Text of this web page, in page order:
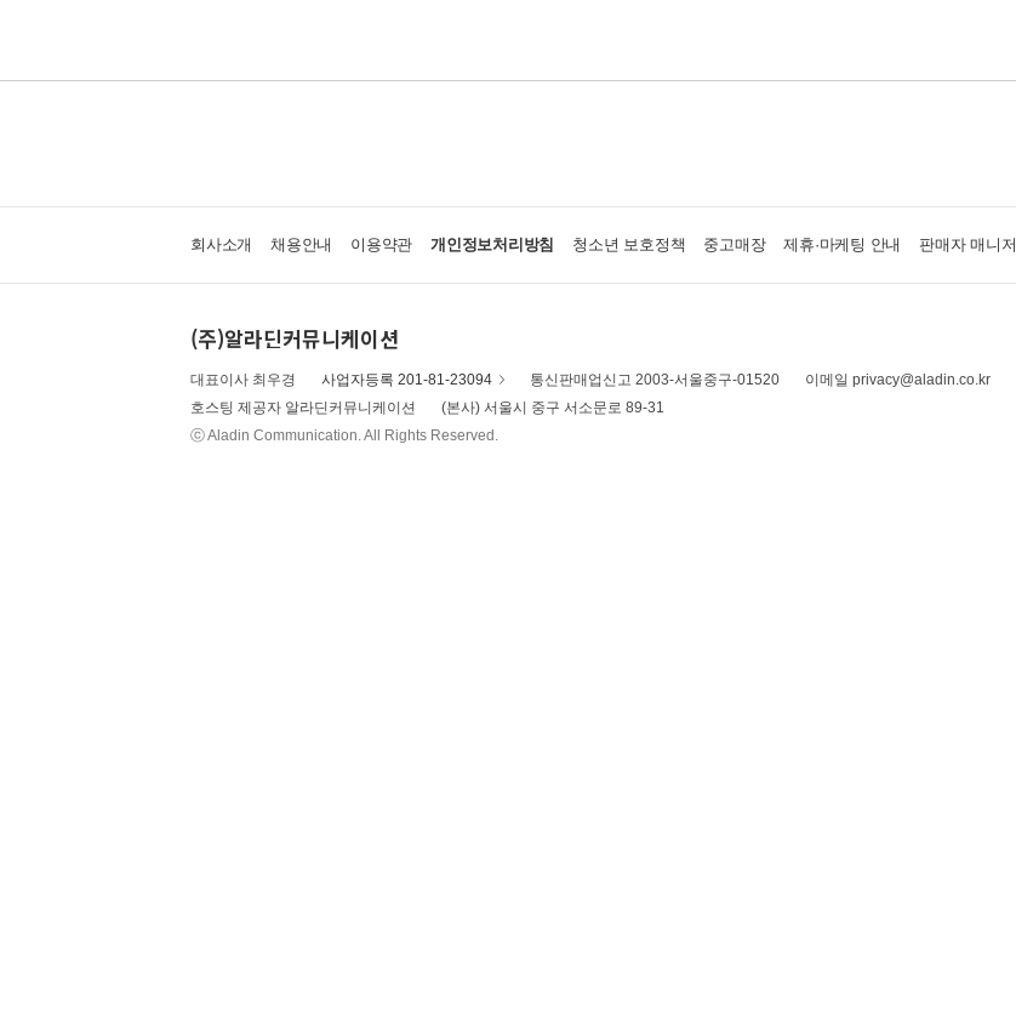
회사소개 채용안내 이용약관 개인정보처리방침 청소년 보호정책 중고매장 제휴·마케팅 안내 판매자 매니저
(주)알라딘커뮤니케이션
대표이사 최우경 사업자등록 201-81-23094 통신판매업신고 2003-서울중구-01520
이메일 privacy@aladin.co.kr
호스팅 제공자 알라딘커뮤니케이션
(본사) 서울시 중구 서소문로 89-31
ⓒ Aladin Communication. All Rights Reserved.